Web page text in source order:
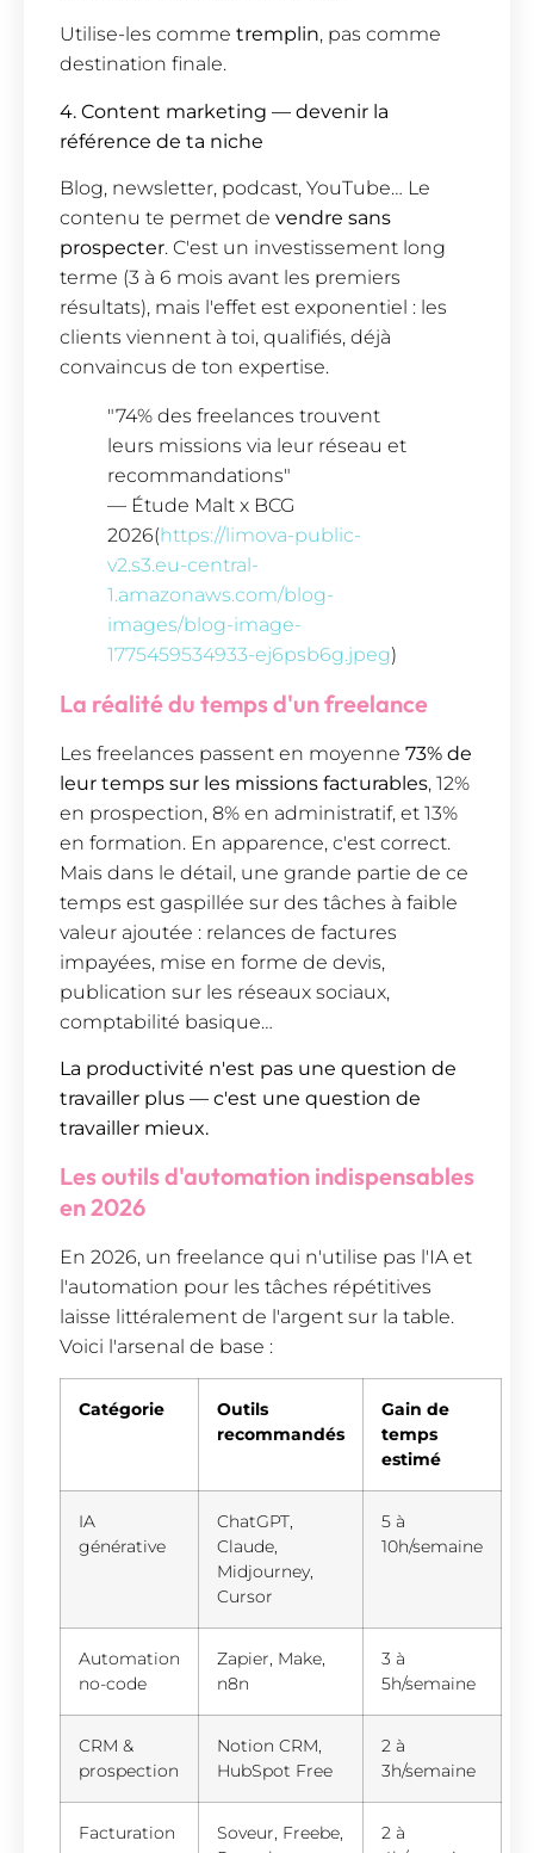
Utilise-les comme tremplin, pas comme
destination finale.
4. Content marketing — devenir la
référence de ta niche
Blog, newsletter, podcast, YouTube… Le
contenu te permet de vendre sans
prospecter. C'est un investissement long
terme (3 à 6 mois avant les premiers
résultats), mais l'effet est exponentiel : les
clients viennent à toi, qualifiés, déjà
convaincus de ton expertise.
"74% des freelances trouvent
leurs missions via leur réseau et
recommandations"
— Étude Malt x BCG
2026(https://limova-public-
v2.s3.eu-central-
1.amazonaws.com/blog-
images/blog-image-
1775459534933-ej6psb6g.jpeg)
La réalité du temps d'un freelance
Les freelances passent en moyenne 73% de
leur temps sur les missions facturables, 12%
en prospection, 8% en administratif, et 13%
en formation. En apparence, c'est correct.
Mais dans le détail, une grande partie de ce
temps est gaspillée sur des tâches à faible
valeur ajoutée : relances de factures
impayées, mise en forme de devis,
publication sur les réseaux sociaux,
comptabilité basique…
La productivité n'est pas une question de
travailler plus — c'est une question de
travailler mieux.
Les outils d'automation indispensables
en 2026
En 2026, un freelance qui n'utilise pas l'IA et
l'automation pour les tâches répétitives
laisse littéralement de l'argent sur la table.
Voici l'arsenal de base :
Catégorie
Outils
recommandés
Gain de
temps
estimé
IA
générative
ChatGPT,
Claude,
Midjourney,
Cursor
5 à
10h/semaine
Automation
no-code
Zapier, Make,
n8n
3 à
5h/semaine
CRM &
prospection
Notion CRM,
HubSpot Free
2 à
3h/semaine
Facturation
Soveur, Freebe,
2 à